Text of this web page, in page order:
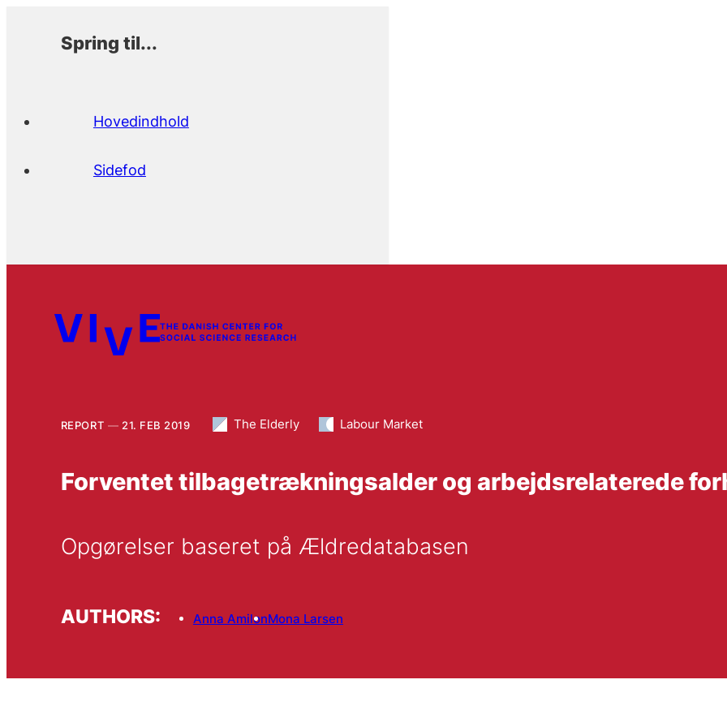
Spring til...
Hovedindhold
Sidefod
REPORT 21. FEB 2019 The Elderly Labour Market
Forventet tilbagetrækningsalder og arbejdsrelaterede
Opgørelser baseret på Ældredatabasen
AUTHORS: Anna AmilonMona Larsen